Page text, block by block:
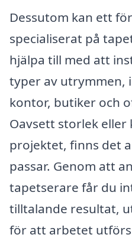
Dessutom kan ett
specialiserat på
hjälpa till med att
typer av utrymmen,
kontor, butiker och
Oavsett storlek eller
projektet, finns det
passar. Genom att
tapetserare får du
tilltalande resultat,
för att arbetet